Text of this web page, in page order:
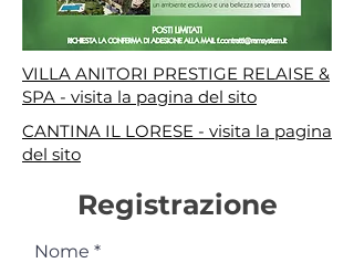
VILLA ANITORI PRESTIGE RELAISE &
SPA - visita la pagina del sito
CANTINA IL LORESE - visita la pagina
del sito
Registrazione
Nome